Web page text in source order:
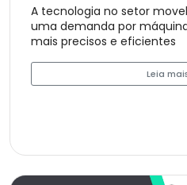
A tecnologia no setor
uma demanda por
mais precisos e eficientes
Leia